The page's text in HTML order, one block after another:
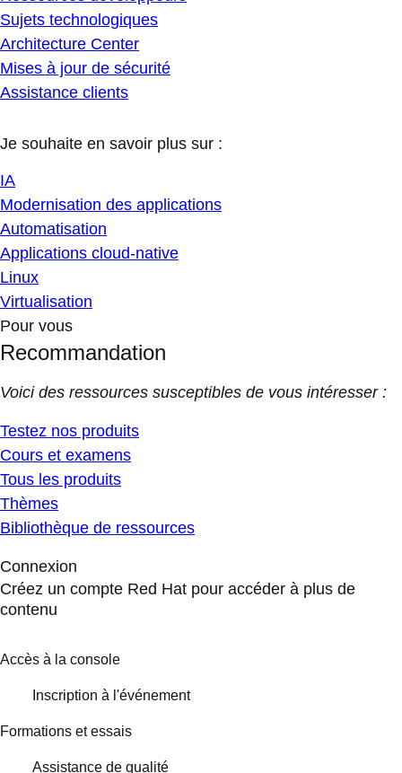
Sujets technologiques
Architecture Center
Mises à jour de sécurité
Assistance clients
Je souhaite en savoir plus sur :
IA
Modernisation des applications
Automatisation
Applications cloud-native
Linux
Virtualisation
Pour vous
Recommandation
Voici des ressources susceptibles de vous intéresser :
Testez nos produits
Cours et examens
Tous les produits
Thèmes
Bibliothèque de ressources
Connexion
Créez un compte Red Hat pour accéder à plus de
contenu
Accès à la console
Inscription à l'événement
Formations et essais
Assistance de qualité